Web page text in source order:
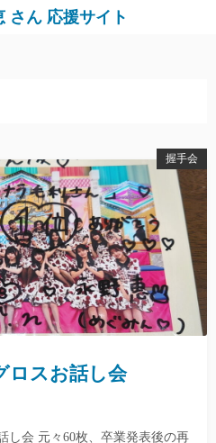
さん 応援サイト
握手会
ロスお話し会
し会 元々60枚、卒業発表後の再